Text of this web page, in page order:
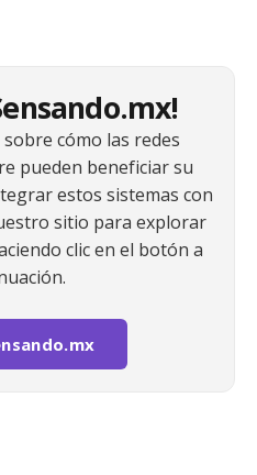
cómo las redes
pueden beneficiar su
estos sistemas con
sitio para explorar
clic en el botón a